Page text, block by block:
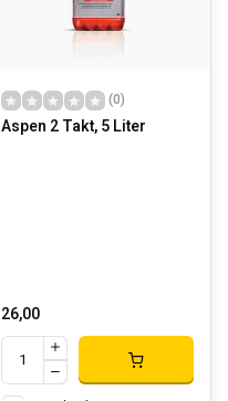
(0)
Aspen 2 Takt, 5 Liter
26,00